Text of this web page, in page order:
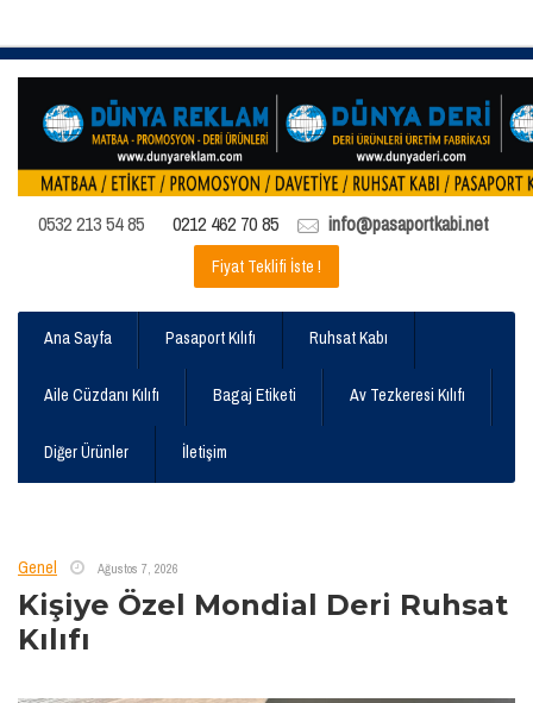
0532 213 54 85 0212 462 70 85 info@pasaportkabi.net
Fiyat Teklifi İste !
Ana Sayfa Pasaport Kılıfı Ruhsat Kabı
Aile Cüzdanı Kılıfı Bagaj Etiketi Av Tezkeresi Kılıfı
Diğer Ürünler İletişim
Genel Ağustos 7, 2026
Kişiye Özel Mondial Deri Ruhsat
Kılıfı